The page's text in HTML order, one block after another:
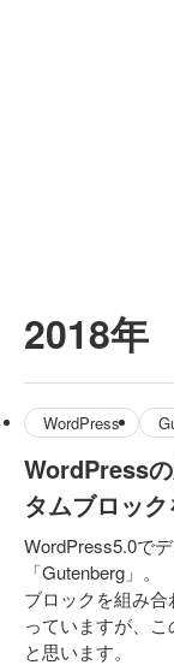
2018年
WordPress
WordPress
タムブロッ
WordPress5.0で
「Gutenberg」。
ブロックを組み
っていますが、
と思います。